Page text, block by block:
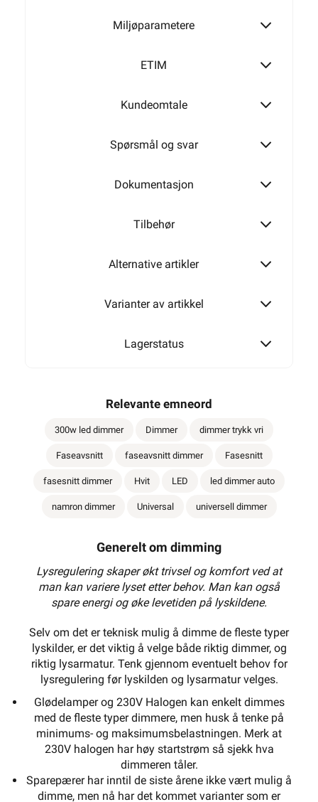
Miljøparametere
ETIM
Kundeomtale
Spørsmål og svar
Dokumentasjon
Tilbehør
Alternative artikler
Varianter av artikkel
Lagerstatus
Relevante emneord
300w led dimmer Dimmer dimmer trykk vri
Faseavsnitt faseavsnitt dimmer Fasesnitt
fasesnitt dimmer Hvit LED led dimmer auto
namron dimmer Universal universell dimmer
Generelt om dimming
Lysregulering skaper økt trivsel og komfort ved at
man kan variere lyset etter behov. Man kan også
spare energi og øke levetiden på lyskildene.
Selv om det er teknisk mulig å dimme de fleste typer
lyskilder, er det viktig å velge både riktig dimmer, og
riktig lysarmatur. Tenk gjennom eventuelt behov for
lysregulering før lyskilden og lysarmatur velges.
Glødelamper og 230V Halogen kan enkelt dimmes
med de fleste typer dimmere, men husk å tenke på
minimums- og maksimumsbelastningen. Merk at
230V halogen har høy startstrøm så sjekk hva
dimmeren tåler.
Sparepærer har inntil de siste årene ikke vært mulig å
dimme, men nå har det kommet varianter som er